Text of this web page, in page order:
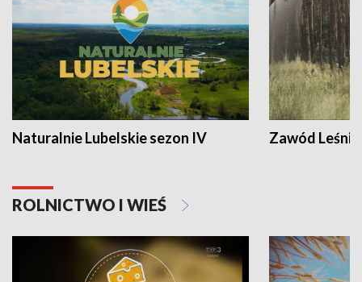
Naturalnie Lubelskie sezon IV Zawód Leśnik
ROLNICTWO I WIEŚ